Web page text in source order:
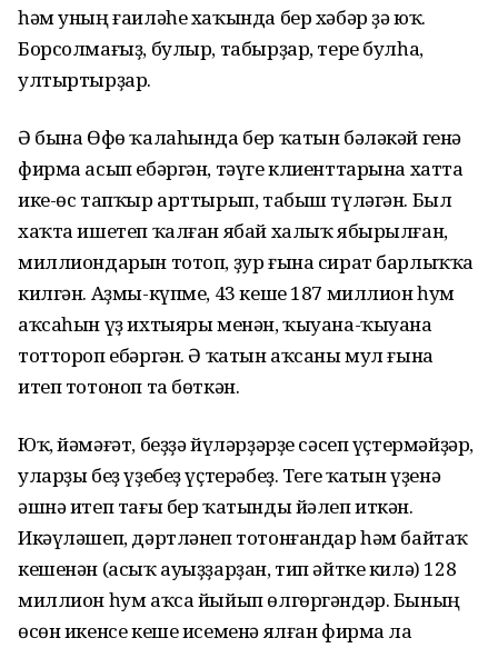
һәм уның ғаиләһе хаҡында бер хәбәр ҙә юҡ.
Борсолмағыҙ, булыр, табырҙар, тере булһа,
ултыртырҙар.
Ә бына Өфө ҡалаһында бер ҡатын бәләкәй генә
фирма асып ебәргән, тәүге клиенттарына хатта
ике-өс тапҡыр арттырып, табыш түләгән. Был
хаҡта ишетеп ҡалған ябай халыҡ ябырылған,
миллиондарын тотоп, ҙур ғына сират барлыҡҡа
килгән. Аҙмы-күпме, 43 кеше 187 миллион һум
аҡсаһын үҙ ихтыяры менән, ҡыуана-ҡыуана
тоттороп ебәргән. Ә ҡатын аҡсаны мул ғына
итеп тотоноп та бөткән.
Юҡ, йәмәғәт, беҙҙә йүләрҙәрҙе сәсеп үҫтермәйҙәр,
уларҙы беҙ үҙебеҙ үҫтерәбеҙ. Теге ҡатын үҙенә
әшнә итеп тағы бер ҡатынды йәлеп иткән.
Икәүләшеп, дәртләнеп тотонғандар һәм байтаҡ
кешенән (асыҡ ауыҙҙарҙан, тип әйтке килә) 128
миллион һум аҡса йыйып өлгөргәндәр. Бының
өсөн икенсе кеше исеменә ялған фирма ла